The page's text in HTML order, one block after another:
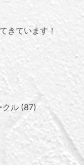
きています！
クル 87